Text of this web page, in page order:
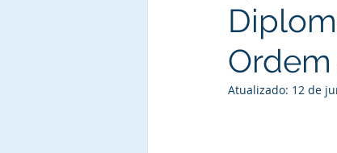
Atualizado: 12 de